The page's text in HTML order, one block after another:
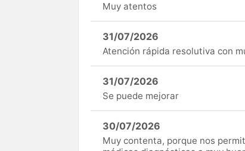
Muy atentos
31/07/2026
Atención rápida resolutiva con
31/07/2026
Se puede mejorar
30/07/2026
Muy contenta, porque nos